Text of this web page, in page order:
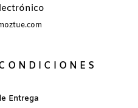
Entrega